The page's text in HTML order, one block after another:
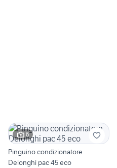
6
Pinguino condizionatore
Delonghi pac 45 eco